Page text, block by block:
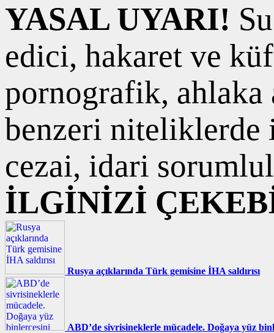
YASAL UYARI!
edici, hakaret ve
pornografik, ahlaka
benzeri niteliklerde
cezai, idari
İLGİNİZİ
Rusya açıklarında Türk gemisine İHA saldırısı
ABD’de sivrisineklerle mücadele. Doğaya yüz